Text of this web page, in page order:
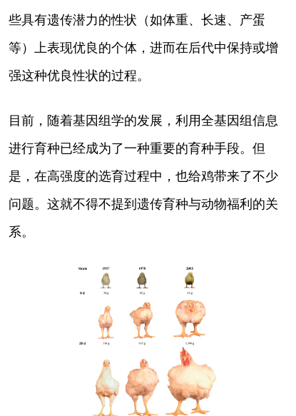
些具有遗传潜力的性状（如体重、长速、产蛋
等）上表现优良的个体，进而在后代中保持或增
强这种优良性状的过程。
目前，随着基因组学的发展，利用全基因组信息
进行育种已经成为了一种重要的育种手段。但
是，在高强度的选育过程中，也给鸡带来了不少
问题。这就不得不提到遗传育种与动物福利的关
系。